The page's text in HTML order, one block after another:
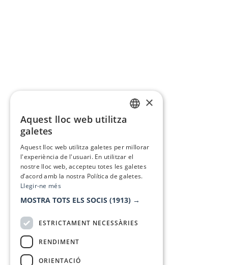
×
Aquest lloc web utilitza
galetes
Aquest lloc web utilitza galetes per millorar
l'experiència de l'usuari. En utilitzar el
nostre lloc web, accepteu totes les galetes
d’acord amb la nostra Política de galetes.
Llegir-ne més
MOSTRA TOTS ELS SOCIS (1913) →
ESTRICTAMENT NECESSÀRIES
RENDIMENT
ORIENTACIÓ